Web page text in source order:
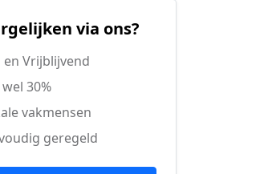
via ons?
en Vrijblijvend
30%
vakmensen
geregeld